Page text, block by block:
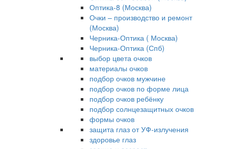
Оптика-8 (Москва)
Очки – производство и ремонт
(Москва)
Черника-Оптика ( Москва)
Черника-Оптика (Спб)
выбор цвета очков
материалы очков
подбор очков мужчине
подбор очков по форме лица
подбор очков ребёнку
подбор солнцезащитных очков
формы очков
защита глаз от УФ-излучения
здоровье глаз